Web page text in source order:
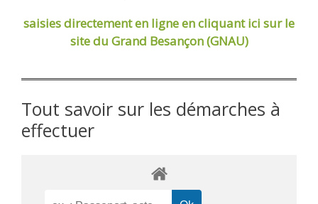
saisies directement en ligneen cliquant ici sur le
site du Grand Besançon (GNAU)
Tout savoir sur les démarches à
effectuer